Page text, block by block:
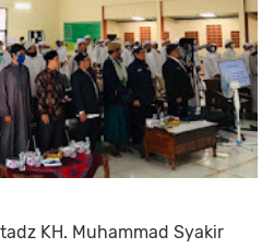
KH. Muhammad Syakir